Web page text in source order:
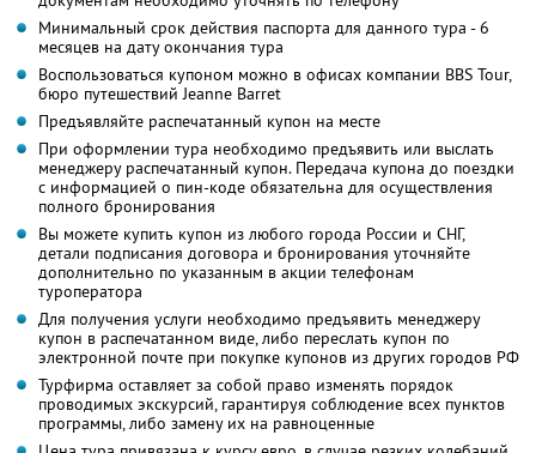
Минимальный срок действия паспорта для данного тура - 6
месяцев на дату окончания тура
Воспользоваться купоном можно в офисах компании BBS Tour,
бюро путешествий Jeanne Barret
Предъявляйте распечатанный купон на месте
При оформлении тура необходимо предъявить или выслать
менеджеру распечатанный купон. Передача купона до поездки
с информацией о пин-коде обязательна для осуществления
полного бронирования
Вы можете купить купон из любого города России и СНГ,
детали подписания договора и бронирования уточняйте
дополнительно по указанным в акции телефонам
туроператора
Для получения услуги необходимо предъявить менеджеру
купон в распечатанном виде, либо переслать купон по
электронной почте при покупке купонов из других городов РФ
Турфирма оставляет за собой право изменять порядок
проводимых экскурсий, гарантируя соблюдение всех пунктов
программы, либо замену их на равноценные